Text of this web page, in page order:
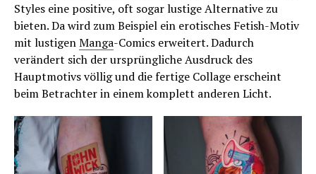
Styles eine positive, oft sogar lustige Alternative zu
bieten. Da wird zum Beispiel ein erotisches Fetish-Motiv
mit lustigenManga-Comics erweitert. Dadurch
verändert sich der ursprüngliche Ausdruck des
Hauptmotivs völlig und die fertige Collage erscheint
beim Betrachter in einem komplett anderen Licht.